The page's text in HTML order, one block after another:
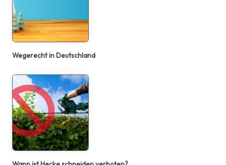
Wegerecht in Deutschland